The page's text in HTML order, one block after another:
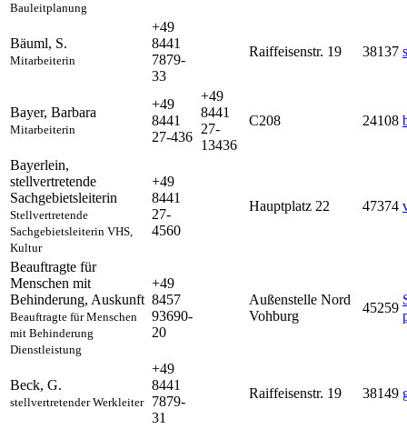
Bauleitplanung
Bäuml, S.
Mitarbeiterin
+49
8441
7879-
33
Raiffeisenstr. 19 38137
Bayer, Barbara
Mitarbeiterin
+49
8441
27-436
+49
8441
27-
13436
C208 24108
Bayerlein,
stellvertretende
Sachgebietsleiterin
Stellvertretende
Sachgebietsleiterin VHS,
Kultur
+49
8441
27-
4560
Hauptplatz 22 47374
Beauftragte für
Menschen mit
Behinderung, Auskunft
Beauftragte für Menschen
mit Behinderung
Dienstleistung
+49
8457
93690-
20
Außenstelle Nord
Vohburg
45259
Beck, G.
stellvertretender Werkleiter
+49
8441
7879-
31
Raiffeisenstr. 19 38149